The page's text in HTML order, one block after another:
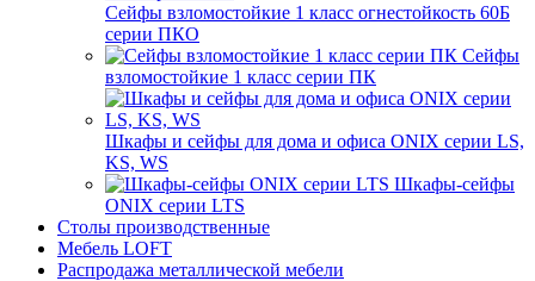
Сейфы взломостойкие 1 класс огнестойкость 60Б
серии ПКО
Сейфы
взломостойкие 1 класс серии ПК
Шкафы и сейфы для дома и офиса ONIX серии LS,
KS, WS
Шкафы-сейфы
ONIX серии LTS
Столы производственные
Мебель LOFT
Распродажа металлической мебели